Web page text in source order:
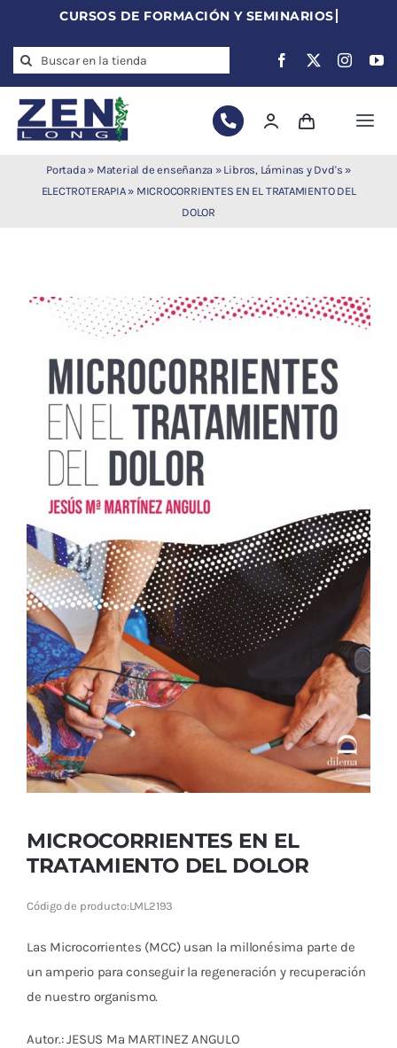
content
Search
for:
Auriculomedicina
Electroacupuntura
Laserpuntura
Cromoterapia
Fisioterapia
Magnetoterapia
Terapias
Material
clínico
Material de
enseñanza
OFERTAS
Portada » Material de enseñanza » Libros, Láminas y Dvd's »
ELECTROTERAPIA» MICROCORRIENTES EN EL TRATAMIENTO DEL
DOLOR
MICROCORRIENTES EN EL
TRATAMIENTO DEL DOLOR
Código de producto:LML2193
Las Microcorrientes (MCC) usan la millonésima parte de
un amperio para conseguir la regeneración y recuperación
de nuestro organismo.
Autor.:JESUS Mª MARTINEZ ANGULO